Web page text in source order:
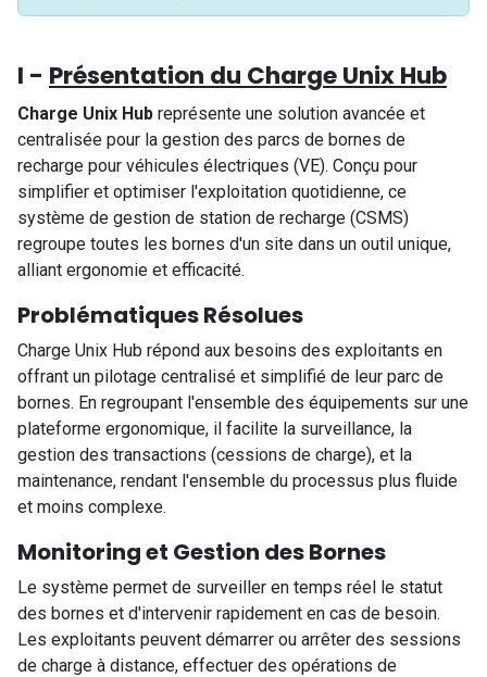
I - Présentation du Charge Unix Hub
Charge Unix Hub représente une solution avancée et
centralisée pour la gestion des parcs de bornes de
recharge pour véhicules électriques (VE). Conçu pour
simplifier et optimiser l'exploitation quotidienne, ce
système de gestion de station de recharge (CSMS)
regroupe toutes les bornes d'un site dans un outil unique,
alliant ergonomie et efficacité.
Problématiques Résolues
Charge Unix Hub répond aux besoins des exploitants en
offrant un pilotage centralisé et simplifié de leur parc de
bornes. En regroupant l'ensemble des équipements sur une
plateforme ergonomique, il facilite la surveillance, la
gestion des transactions (cessions de charge), et la
maintenance, rendant l'ensemble du processus plus fluide
et moins complexe.
Monitoring et Gestion des Bornes
Le système permet de surveiller en temps réel le statut
des bornes et d'intervenir rapidement en cas de besoin.
Les exploitants peuvent démarrer ou arrêter des sessions
de charge à distance, effectuer des opérations de